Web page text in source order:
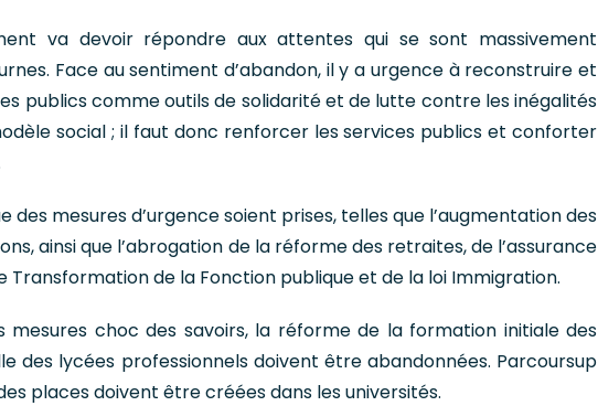
va devoir répondre aux attentes qui se sont massivement
Face au sentiment d’abandon, il y a urgence à reconstruire et
publics comme outils de solidarité et de lutte contre les inégalités
social ; il faut donc renforcer les services publics et conforter
des mesures d’urgence soient prises, telles que l’augmentation des
ainsi que l’abrogation de la réforme des retraites, de l’assurance
Transformation de la Fonction publique et de la loi Immigration.
mesures choc des savoirs, la réforme de la formation initiale des
des lycées professionnels doivent être abandonnées. Parcoursup
places doivent être créées dans les universités.